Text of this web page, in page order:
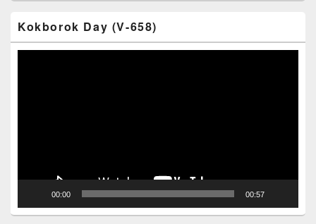
Kokborok Day (V-658)
00:00 00:57